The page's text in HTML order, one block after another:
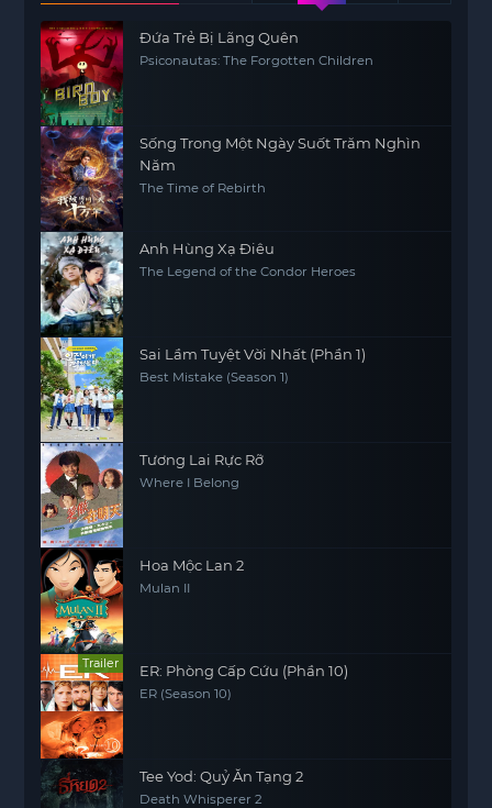
Đứa Trẻ Bị Lãng Quên
Psiconautas: The Forgotten Children
Sống Trong Một Ngày Suốt Trăm Nghìn
Năm
The Time of Rebirth
Anh Hùng Xạ Điêu
The Legend of the Condor Heroes
Sai Lầm Tuyệt Vời Nhất (Phần 1)
Best Mistake (Season 1)
Tương Lai Rực Rỡ
Where I Belong
Hoa Mộc Lan 2
Mulan II
Trailer ER: Phòng Cấp Cứu (Phần 10)
ER (Season 10)
Tee Yod: Quỷ Ăn Tạng 2
Death Whisperer 2